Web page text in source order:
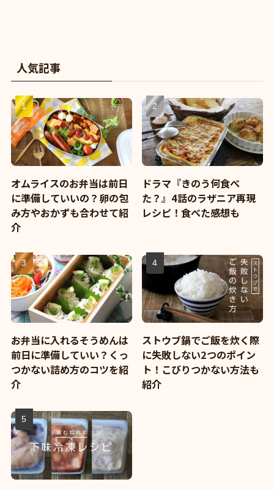
人気記事
オムライスのお弁当は前日
に準備していいの？卵の包
み方やおかずも合わせて紹
介
ドラマ『きのう何食べ
た？』4話のラザニア再現
レシピ！食べた感想も
お弁当に入れるそうめんは
前日に準備していい？くっ
つかない詰め方のコツを紹
介
ストウブ鍋でご飯を炊く際
に失敗しない2つのポイン
ト！こびりつかない方法も
紹介